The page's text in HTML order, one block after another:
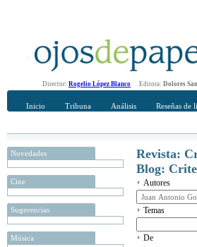
Director: Rogelio López Blanco Editora: Dolores
Inicio Tribuna Análisis Reseñas de
Novedades
Cine
Sugerencias
Música
Revista:
Blog:
Autores
Temas
De